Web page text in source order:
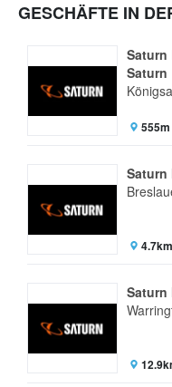
GESCHÄFTE IN
Saturn
Saturn
555m
Saturn
4.7km
Saturn